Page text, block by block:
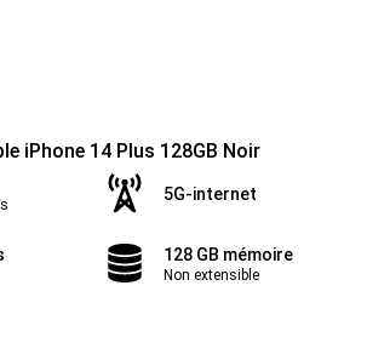
iPhone 14 Plus 128GB Noir
5G-internet
128 GB mémoire
Non extensible